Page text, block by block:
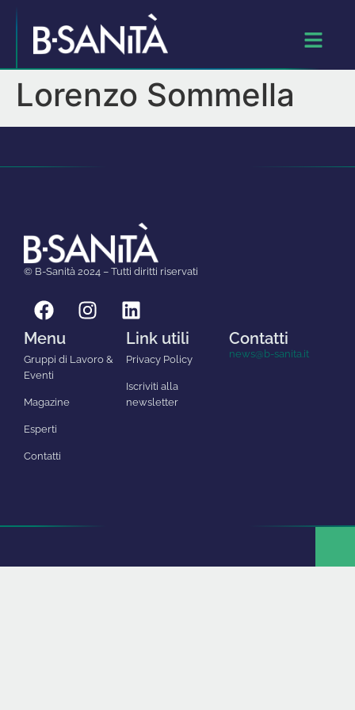
Lorenzo Sommella
© B-Sanità 2024 – Tutti diritti riservati
Menu
Gruppi di Lavoro &
Eventi
Magazine
Esperti
Contatti
Link utili
Privacy Policy
Iscriviti alla
newsletter
Contatti
news@b-sanita.it